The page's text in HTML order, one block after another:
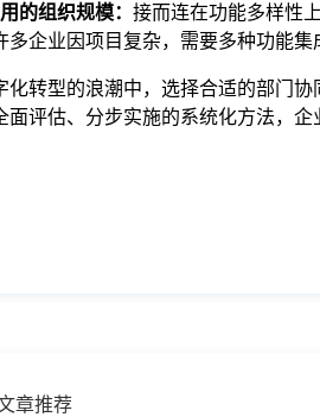
的组织规模： 接而连在功能多样性
多企业因项目复杂，需要多种功能集
化转型的浪潮中，选择合适的部门
面评估、分步实施的系统化方法，企
章推荐